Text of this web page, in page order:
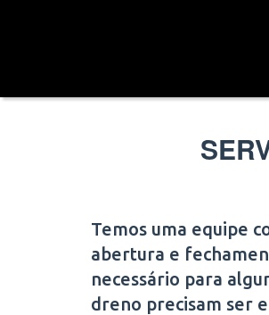
Temos uma equipe
abertura e
necessário para
dreno precisam ser